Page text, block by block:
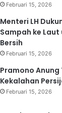
Februari 15, 2026
Menteri LH
Sampah ke
Bersih
Februari 15, 2026
Pramono Anung
Kekalahan
Februari 15, 2026